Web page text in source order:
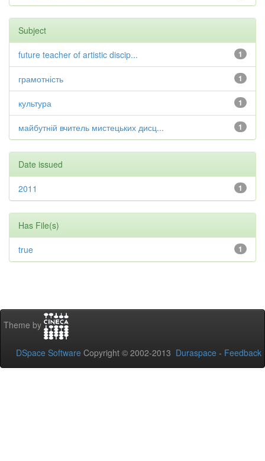
Subject
1
future teacher of artistic discip...
1
грамотність
1
культура
1
майбутній вчитель мистецьких дисц...
Date issued
1
2011
Has File(s)
1
true
Theme by
DSpace Software Copyright © 2002-2013 Duraspace - Feedback